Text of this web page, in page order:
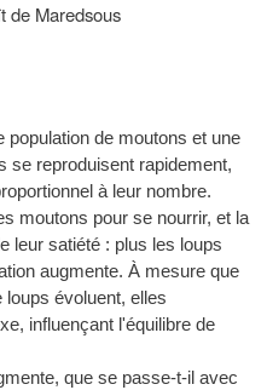
de Maredsous
de moutons et une
se reproduisent rapidement,
à leur nombre.
moutons pour se nourrir, et la
leur satiété : plus les loups
augmente. À mesure que
loups évoluent, elles
influençant l'équilibre de
que se passe-t-il avec